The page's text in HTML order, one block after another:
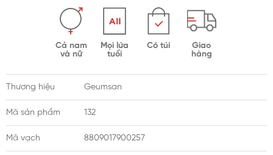
Cả nam
và nữ
Mọi lứa
tuổi
Có túi
Giao
hàng
Thương hiệu Geumsan
Mã sản phẩm 132
Mã vạch 8809017900257